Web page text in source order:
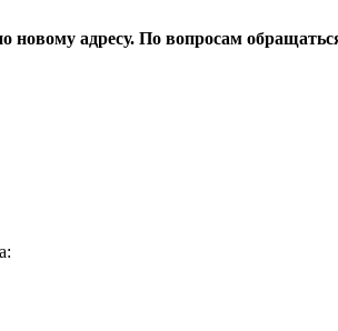
адресу. По вопросам